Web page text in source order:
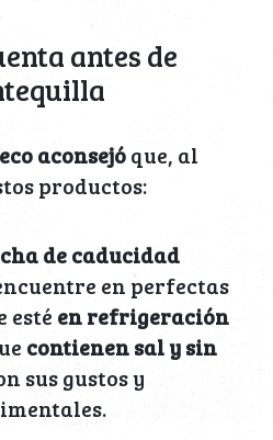
antes de
aconsejóque, al
productos:
de caducidad
en perfectas
esté en refrigeración
contienen sal y sin
sus gustos y